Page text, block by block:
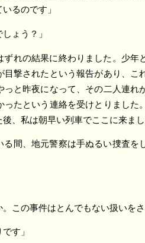
るのです」
ょう？」
ずれの結果に終わりました。少年
撃されたという報告があり、こ
と昨夜になって、その二人連れ
たという連絡を受けとりました
、私は朝早い列車でここに来まし
る間、地元警察は手ぬるい捜査を
この事件はとんでもない扱いをさ
す」